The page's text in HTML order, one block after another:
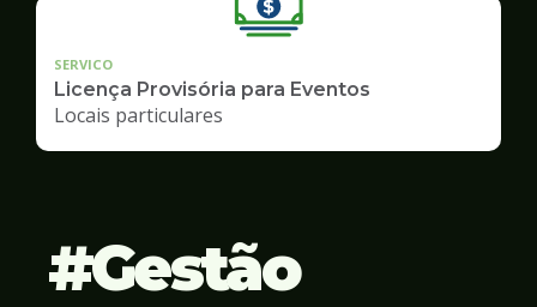
SERVICO
Licença Provisória para Eventos
Locais particulares
Gestão